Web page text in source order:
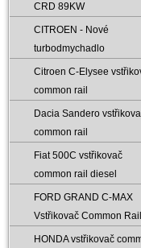
CRD 89KW
CITROEN - Nové
turbodmychadlo
Citroen C-Elysee
common rail
Dacia Sandero
common rail
Fiat 500C vstřikovač
common rail diesel
FORD GRAND C-MAX
Vstřikovač Common Rail
HONDA vstřikovač